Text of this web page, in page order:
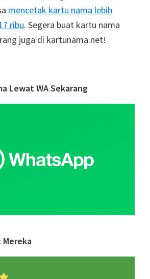
mencetak kartu nama lebih
ribu. Segera buat kartu nama
juga di kartunama.net!
Lewat WA Sekarang
Mereka